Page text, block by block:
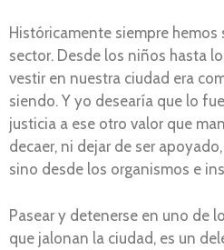
Históricamente siempre
sector. Desde los niños hasta
vestir en nuestra ciudad era
siendo. Y yo desearía que lo
justicia a ese otro valor que
decaer, ni dejar de ser
sino desde los organismos e
Pasear y detenerse en uno de
que jalonan la ciudad, es un